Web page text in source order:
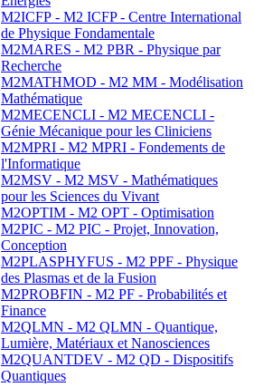
M2ICFP - M2 ICFP - Centre International
de Physique Fondamentale
M2MARES - M2 PBR - Physique par
Recherche
M2MATHMOD - M2 MM - Modélisation
Mathématique
M2MECENCLI - M2 MECENCLI -
Génie Mécanique pour les Cliniciens
M2MPRI - M2 MPRI - Fondements de
l'Informatique
M2MSV - M2 MSV - Mathématiques
pour les Sciences du Vivant
M2OPTIM - M2 OPT - Optimisation
M2PIC - M2 PIC - Projet, Innovation,
Conception
M2PLASPHYFUS - M2 PPF - Physique
des Plasmas et de la Fusion
M2PROBFIN - M2 PF - Probabilités et
Finance
M2QLMN - M2 QLMN - Quantique,
Lumière, Matériaux et Nanosciences
M2QUANTDEV - M2 QD - Dispositifs
Quantiques